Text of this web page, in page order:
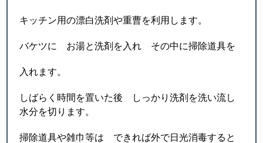
キッチン用の漂白洗剤や重曹を利用します。
バケツに お湯と洗剤を入れ その中に掃除道具を
入れます。
しばらく時間を置いた後 しっかり洗剤を洗い流し
水分を切ります。
掃除道具や雑巾等は できれば外で日光消毒すると